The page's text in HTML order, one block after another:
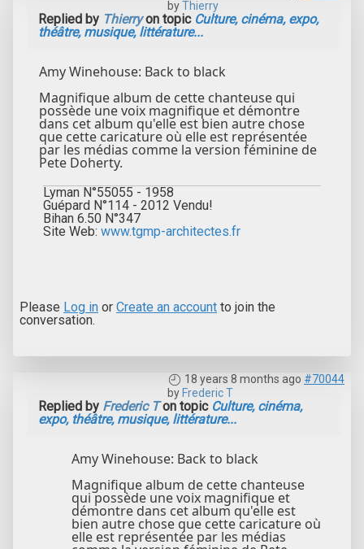
byThierry
Replied by Thierryon topic Culture, cinéma, expo,
théâtre, musique, littérature...
Amy Winehouse: Back to black
Magnifique album de cette chanteuse qui
possède une voix magnifique et démontre
dans cet album qu'elle est bien autre chose
que cette caricature où elle est représentée
par les médias comme la version féminine de
Pete Doherty.
Lyman N°55055 - 1958
Guépard N°114 - 2012 Vendu!
Bihan 6.50 N°347
Site Web: www.tgmp-architectes.fr
Please Log in or Create an account to join the
conversation.
18 years 8 months ago #70044
by Frederic T
Replied by Frederic Ton topic Culture, cinéma,
expo, théâtre, musique, littérature...
Amy Winehouse: Back to black
Magnifique album de cette chanteuse
qui possède une voix magnifique et
démontre dans cet album qu'elle est
bien autre chose que cette caricature où
elle est représentée par les médias